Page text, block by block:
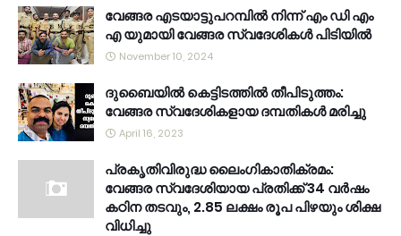
വേങ്ങര എടയാട്ടുപറമ്പിൽ നിന്ന് എം ഡി എം
എ യുമായി വേങ്ങര സ്വദേശികൾ പിടിയിൽ
November 10, 2024
ദുബൈയിൽ കെട്ടിടത്തിൽ തീപിടുത്തം:
വേങ്ങര സ്വദേശികളായ ദമ്പതികൾ മരിച്ചു
April 16, 2023
പ്രകൃതിവിരുദ്ധ ലൈംഗികാതിക്രമം:
വേങ്ങര സ്വദേശിയായ പ്രതിക്ക് 34 വര്‍ഷം
കഠിന തടവും, 2.85 ലക്ഷം രൂപ പിഴയും ശിക്ഷ
വിധിച്ചു